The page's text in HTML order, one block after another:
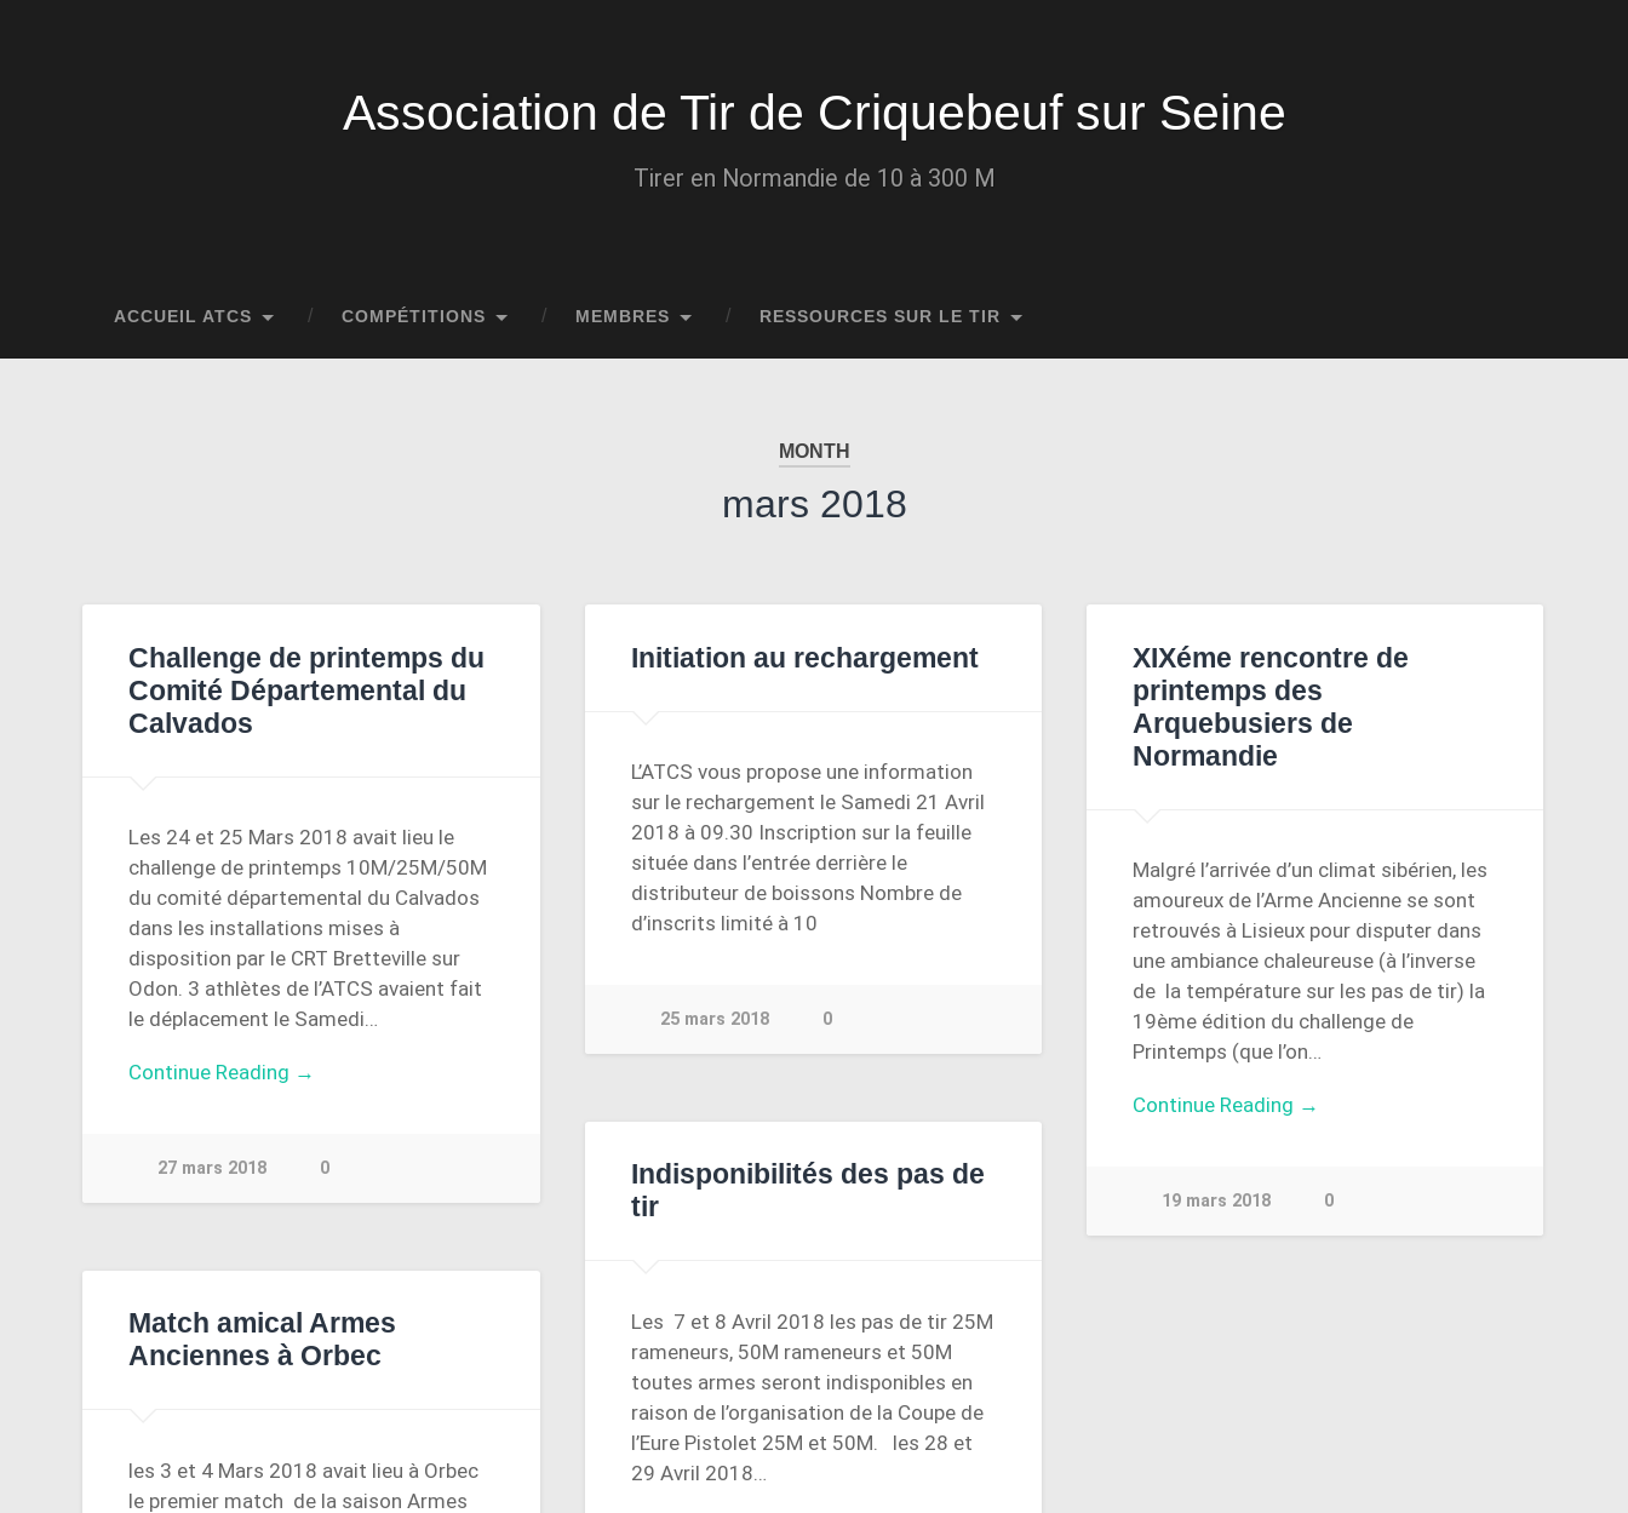
Association de Tir de Criquebeuf sur Seine
Tirer en Normandie de 10 à 300 M
ACCUEIL ATCS COMPÉTITIONS MEMBRES RESSOURCES SUR LE TIR
MONTH
mars 2018
Challenge de printemps du
Comité Départemental du
Calvados
Les 24 et 25 Mars 2018 avait lieu le
challenge de printemps 10M/25M/50M
du comité départemental du Calvados
dans les installations mises à
disposition par le CRT Bretteville sur
Odon. 3 athlètes de l’ATCS avaient fait
le déplacement le Samedi…
Continue Reading →
27 mars 2018 0
Initiation au rechargement
L’ATCS vous propose une information
sur le rechargement le Samedi 21 Avril
2018 à 09.30 Inscription sur la feuille
située dans l’entrée derrière le
distributeur de boissons Nombre de
d’inscrits limité à 10
25 mars 2018 0
XIXéme rencontre de
printemps des
Arquebusiers de
Normandie
Malgré l’arrivée d’un climat sibérien, les
amoureux de l’Arme Ancienne se sont
retrouvés à Lisieux pour disputer dans
une ambiance chaleureuse (à l’inverse
de la température sur les pas de tir) la
19ème édition du challenge de
Printemps (que l’on…
Continue Reading →
19 mars 2018 0
Indisponibilités des pas de
tir
Les 7 et 8 Avril 2018 les pas de tir 25M
rameneurs, 50M rameneurs et 50M
toutes armes seront indisponibles en
raison de l’organisation de la Coupe de
l’Eure Pistolet 25M et 50M. les 28 et
29 Avril 2018…
Match amical Armes
Anciennes à Orbec
les 3 et 4 Mars 2018 avait lieu à Orbec
le premier match de la saison Armes